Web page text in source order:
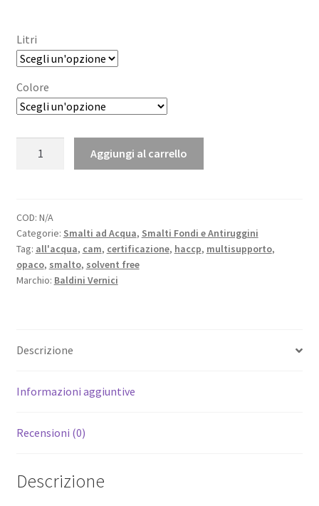
a
59,00 €
Litri
Colore
-
New
quantità
Aggiungi al carrello
COD: N/A
Categorie: Smalti ad Acqua, Smalti Fondi e Antiruggini
Tag: all'acqua, cam, certificazione, haccp, multisupporto,
opaco, smalto, solvent free
Marchio: Baldini Vernici
Descrizione
Informazioni aggiuntive
Recensioni (0)
Descrizione